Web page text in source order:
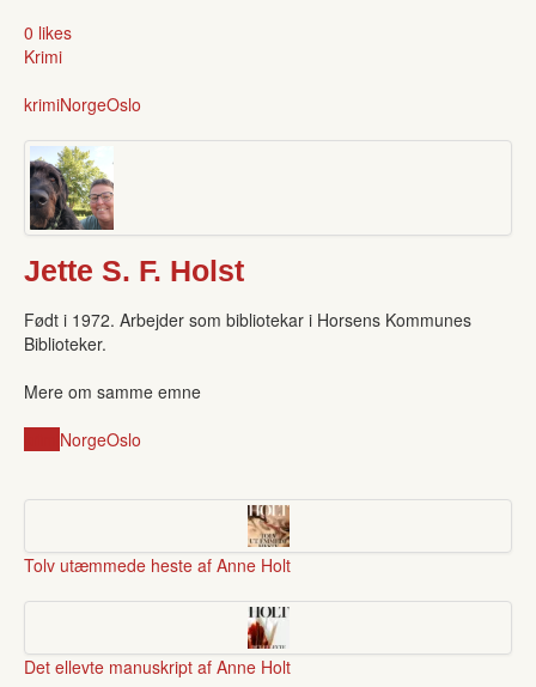
0 likes
Krimi
krimiNorgeOslo
Jette S. F. Holst
Født i 1972. Arbejder som bibliotekar i Horsens Kommunes
Biblioteker.
Mere om samme emne
NorgeOslo
Tolv utæmmede heste af Anne Holt
Det ellevte manuskript af Anne Holt